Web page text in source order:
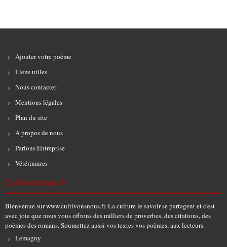
Ajouter votre poème
Liens utiles
Nous contacter
Mentions légales
Plan du site
A propos de nous
Parlons Entreprise
Vétérinaires
Cultivonsnous.fr
Bienvenue sur www.cultivonsnous.fr. La culture le savoir se partagent et c'est
avec joie que nous vous offrons des milliers de proverbes, des citations, des
poèmes des romans. Soumettez aussi vos textes vos poèmes, aux lecteurs.
Lemagny